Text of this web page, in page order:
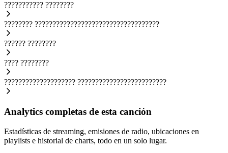
??????????? ????????
???????? ???????????????????????????????????
?????? ????????
???? ????????
???????????????????? ?????????????????????????
Analytics completas de esta canción
Estadísticas de streaming, emisiones de radio, ubicaciones en
playlists e historial de charts, todo en un solo lugar.